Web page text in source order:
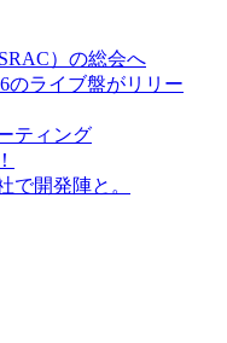
）の総会へ
のライブ盤がリリー
ティング
で開発陣と。